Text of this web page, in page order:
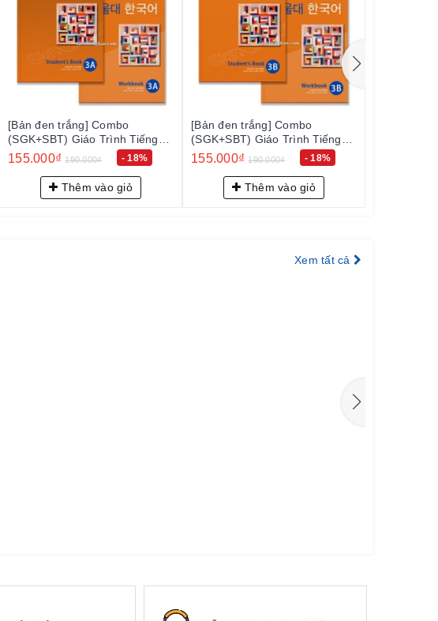
[Bản đen trắng] Combo
(SGK+SBT) Giáo Trình Tiếng
Hàn Seoul 3A - 서울대 한국어
3A
155.000₫ 190.000₫ - 18%
Thêm vào giỏ
[Bản đen trắng] Combo
(SGK+SBT) Giáo Trình Tiếng
Hàn Seoul 3B - 서울대 한국어
3B
155.000₫ 190.000₫ - 18%
Thêm vào giỏ
Xem tất cả